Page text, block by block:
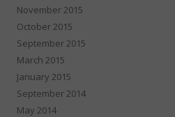
November 2015
October 2015
September 2015
March 2015
January 2015
September 2014
May 2014